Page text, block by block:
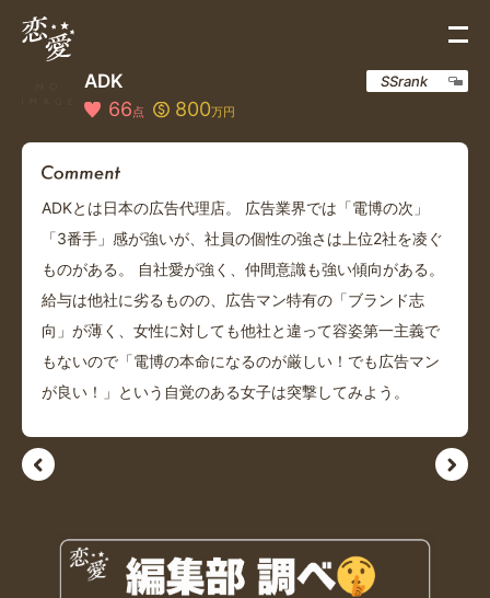
ADK
66点 800万円
SSrank
ADKとは日本の広告代理店。 広告業界では「電博の次」
「3番手」感が強いが、社員の個性の強さは上位2社を凌ぐ
ものがある。 自社愛が強く、仲間意識も強い傾向がある。
給与は他社に劣るものの、広告マン特有の「ブランド志
向」が薄く、女性に対しても他社と違って容姿第一主義で
もないので「電博の本命になるのが厳しい！でも広告マン
が良い！」という自覚のある女子は突撃してみよう。